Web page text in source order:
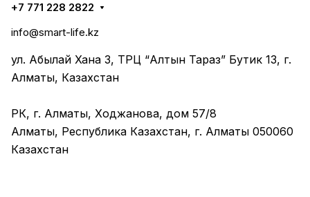
+7 771 228 2822
info@smart-life.kz
ул. Абылай Хана 3, ТРЦ “Алтын Тараз” Бутик 13, г.
Алматы, Казахстан
РК, г. Алматы, Ходжанова, дом 57/8
Алматы, Республика Казахстан, г. Алматы 050060
Казахстан